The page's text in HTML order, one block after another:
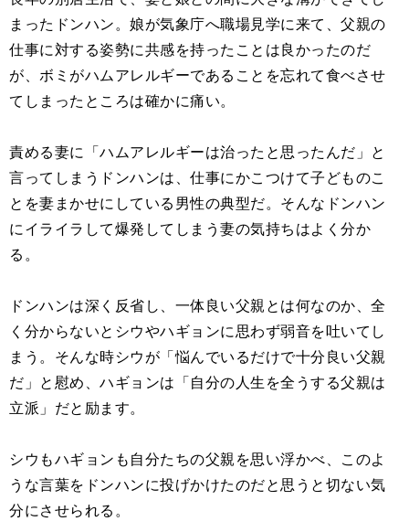
まったドンハン。娘が気象庁へ職場見学に来て、父親の
仕事に対する姿勢に共感を持ったことは良かったのだ
が、ボミがハムアレルギーであることを忘れて食べさせ
てしまったところは確かに痛い。
責める妻に「ハムアレルギーは治ったと思ったんだ」と
言ってしまうドンハンは、仕事にかこつけて子どものこ
とを妻まかせにしている男性の典型だ。そんなドンハン
にイライラして爆発してしまう妻の気持ちはよく分か
る。
ドンハンは深く反省し、一体良い父親とは何なのか、全
く分からないとシウやハギョンに思わず弱音を吐いてし
まう。そんな時シウが「悩んでいるだけで十分良い父親
だ」と慰め、ハギョンは「自分の人生を全うする父親は
立派」だと励ます。
シウもハギョンも自分たちの父親を思い浮かべ、このよ
うな言葉をドンハンに投げかけたのだと思うと切ない気
分にさせられる。